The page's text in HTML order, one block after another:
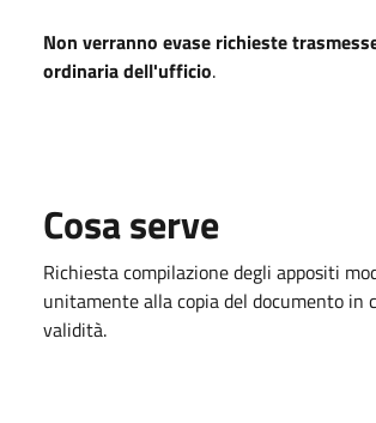
Non verranno evase richieste
ordinaria dell'ufficio.
Cosa serve
Richiesta compilazione degli appositi
unitamente alla copia del documento in
validità.